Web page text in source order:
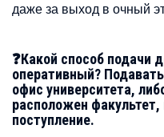
даже за выход в очный
❓Какой способ подачи
оперативный?
офис университета,
расположен
поступление.